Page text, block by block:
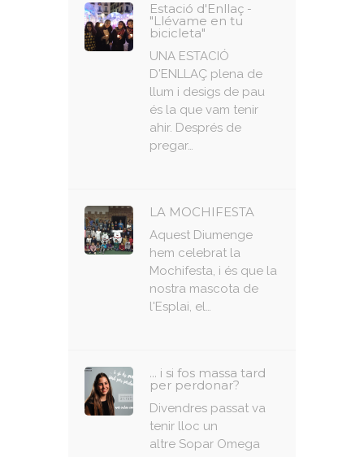
Estació d'Enllaç -
"Llévame en tu
bicicleta"
UNA ESTACIÓ
D'ENLLAÇ plena de
llum i desigs de pau
és la que vam tenir
ahir. Després de
pregar…
LA MOCHIFESTA
Aquest Diumenge
hem celebrat la
Mochifesta, i és que la
nostra mascota de
l'Esplai, el…
... i si fos massa tard
per perdonar?
Divendres passat va
tenir lloc un
altre Sopar Omega